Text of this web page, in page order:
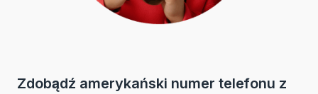
Zdobądź amerykański numer telefonu z